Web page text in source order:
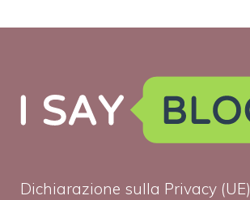
Dichiarazione sulla Privacy (UE)